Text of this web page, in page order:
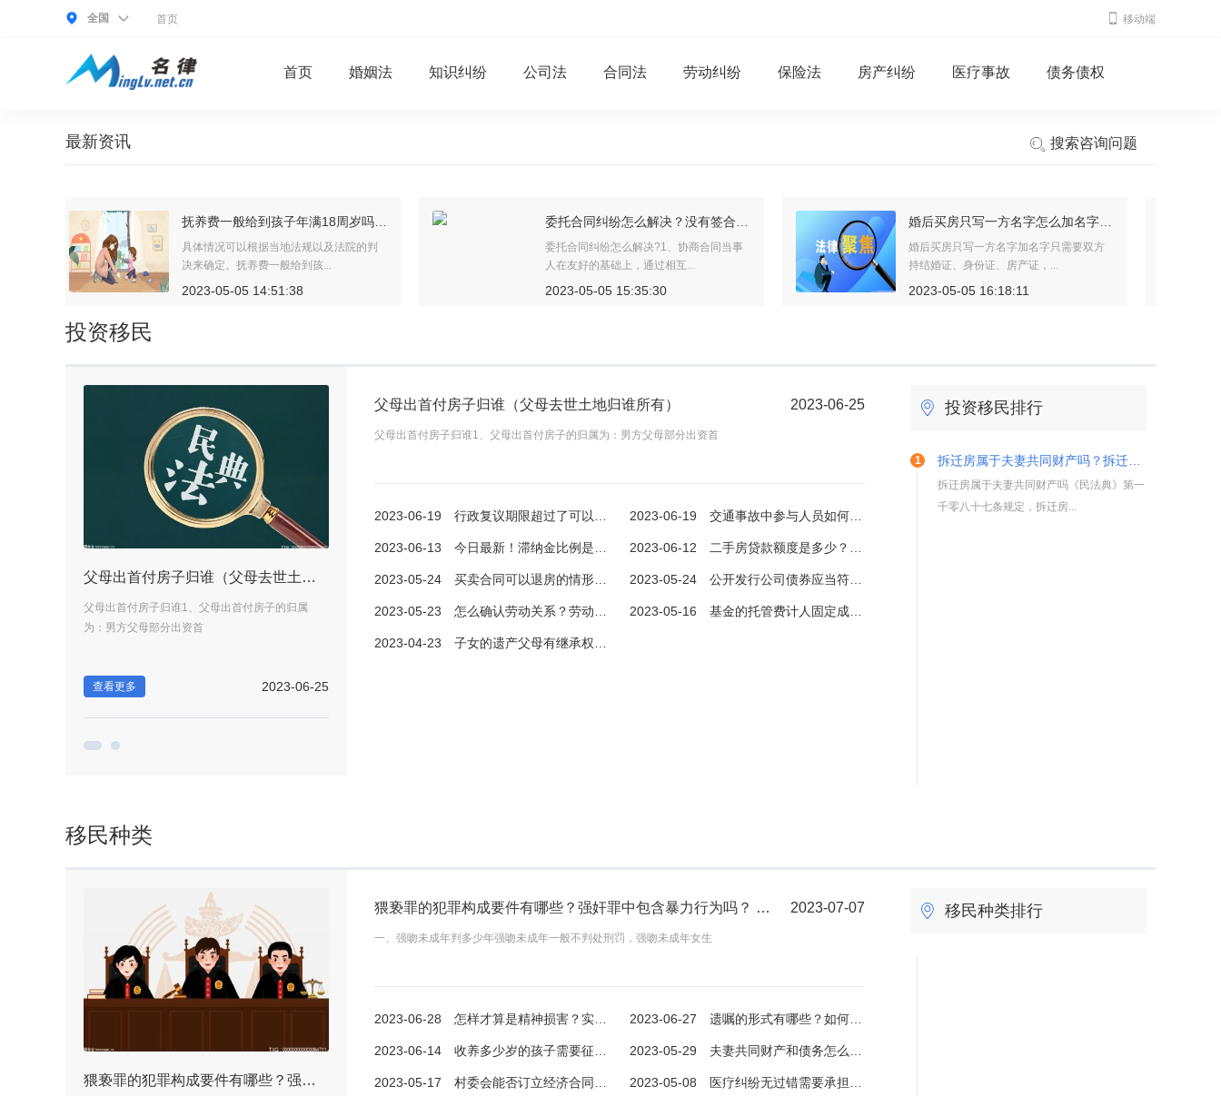
全国 首页 移动端
首页 婚姻法 知识纠纷 公司法 合同法 劳动纠纷 保险法 房产纠纷 医疗事故 债务债权
搜索咨询问题
最新资讯
委托合同纠纷怎么解决?1、协商合同当事
人在友好的基础上，通过相互...
2023-05-05 15:35:30
婚后买房只写一方名字加名字只需要双方
持结婚证、身份证、房产证，...
2023-05-05 16:18:11
夫妻离婚孩子抚养费标准是什么？夫妻离
婚孩子抚养费给付标准要从以...
2023-05-06 10:48:44
投资移民
父母出首付房子归谁（父母去世土地归谁所有）
父母出首付房子归谁1、父母出首付房子的归属
为：男方父母部分出资首
查看更多 2023-06-25
行政复议期限超过了可以向法院起诉吗？-即时
一、交通违法如何申请行政复议程序交通违法申请
父母出首付房子归谁（父母去世土地归谁所有）
父母出首付房子归谁1、父母出首付房子的归属
父母出首付房子归谁（父母去世土地归谁所有） 2023-06-25
父母出首付房子归谁1、父母出首付房子的归属为：男方父母部分出资首
2023-06-19 行政复议期限超过了可以向法院起诉吗？-即时 2023-06-19 交通事故中参与人员如何回避？当事人提出的回避申请多久之内有回复？如何收集交通事故中证据？
2023-06-13 今日最新！滞纳金比例是多少？1万的滞纳金一天是多少？ 2023-06-12 二手房贷款额度是多少？住房贷款办理按揭还款的方式有哪些？
2023-05-24 买卖合同可以退房的情形都有哪些？购房者是可以向开发商要回定金的吗？ 2023-05-24 公开发行公司债券应当符合哪些条件？公开发行公司债券筹集的资金是多少？
2023-05-23 怎么确认劳动关系？劳动仲裁错过15天起诉期怎么办？ 2023-05-16 基金的托管费计人固定成本吗？基金托管费收取的比例是多少？
2023-04-23 子女的遗产父母有继承权吗？子女算第一继承人吗？
投资移民排行
拆迁房属于夫妻共同财产吗《民法典》第一
千零八十七条规定，拆迁房...
移民种类
猥亵罪的犯罪构成要件有哪些？强奸罪中包含暴力行为吗？ 环球视讯 怎样才算是精神损害？实行市场经济是什么？ 世界快看 猥亵罪的犯罪构成要件有哪些？强奸罪中包含暴力行为吗？ 环球视讯
猥亵罪的犯罪构成要件有哪些？强奸罪中包含暴力行为吗？ 环球视讯 2023-07-07
一、强吻未成年判多少年强吻未成年一般不判处刑罚，强吻未成年女生
2023-06-28 怎样才算是精神损害？实行市场经济是什么？ 世界快看 2023-06-27 遗嘱的形式有哪些？如何立遗嘱合法？
2023-06-14 收养多少岁的孩子需要征得本人同意？收养关系特征有哪些？ 焦点快看 2023-05-29 夫妻共同财产和债务怎么认定？夫妻共同财产和债务怎么分配？
2023-05-17 村委会能否订立经济合同?经济合同的形式都有哪些？ 2023-05-08 医疗纠纷无过错需要承担责任吗？医疗纠纷起诉时效多长？
移民种类排行